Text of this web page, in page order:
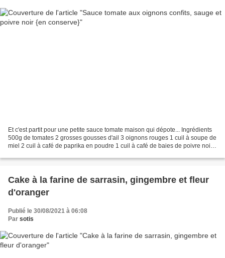
Et c'est partit pour une petite sauce tomate maison qui dépote... Ingrédients
500g de tomates 2 grosses gousses d'ail 3 oignons rouges 1 cuil à soupe de
miel 2 cuil à café de paprika en poudre 1 cuil à café de baies de poivre noir
Cake à la farine de sarrasin, gingembre et fleur
d'oranger
Publié le 30/08/2021 à 06:08
Par sotis